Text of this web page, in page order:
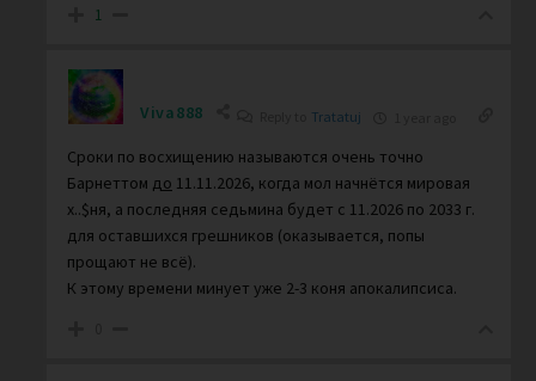
1
Viva888 Tratatuj
Сроки по восхищению называются очень точно
Барнеттом до 11.11.2026, когда мол начнётся мировая
х..$ня, а последняя седьмина будет с 11.2026 по 2033 г.
для оставшихся грешников (оказывается, попы
прощают не всё).
К этому времени минует уже 2-3 коня апокалипсиса.